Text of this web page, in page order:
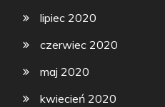
lipiec 2020
czerwiec 2020
maj 2020
kwiecień 2020